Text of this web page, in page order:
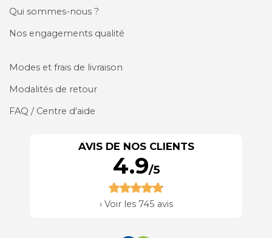
Qui sommes-nous ?
Nos engagements qualité
Modes et frais de livraison
Modalités de retour
FAQ / Centre d'aide
AVIS DE NOS CLIENTS
4.9/5
› Voir les 745 avis